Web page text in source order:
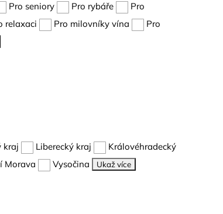
Pro seniory Pro rybáře
Pro
relaxaci Pro milovníky vína
Pro
kraj Liberecký kraj
Královéhradecký
Morava Vysočina Ukaž více